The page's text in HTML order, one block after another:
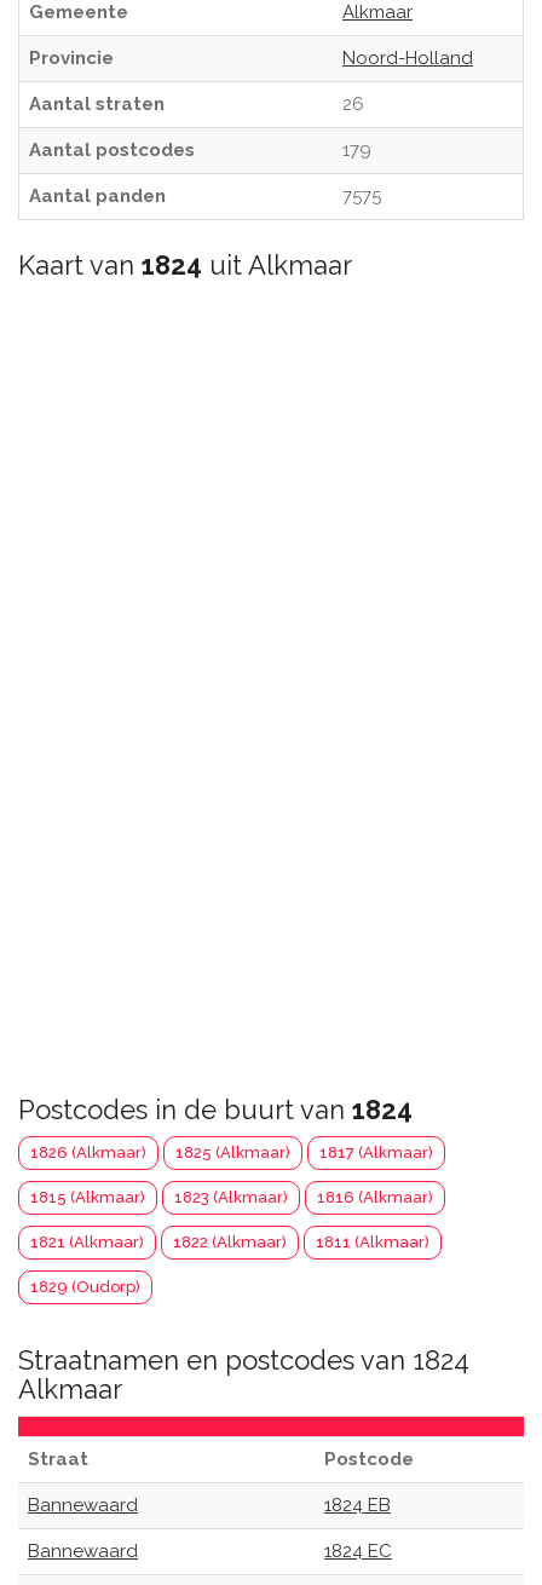
Gemeente Alkmaar
Provincie Noord-Holland
Aantal straten 26
Aantal postcodes 179
Aantal panden 7575
Kaart van 1824 uit Alkmaar
Postcodes in de buurt van 1824
1826 (Alkmaar) 1825 (Alkmaar) 1817 (Alkmaar)
1815 (Alkmaar) 1823 (Alkmaar) 1816 (Alkmaar)
1821 (Alkmaar) 1822 (Alkmaar) 1811 (Alkmaar)
1829 (Oudorp)
Straatnamen en postcodes van 1824
Alkmaar
Straat Postcode
Bannewaard 1824 EB
Bannewaard 1824 EC